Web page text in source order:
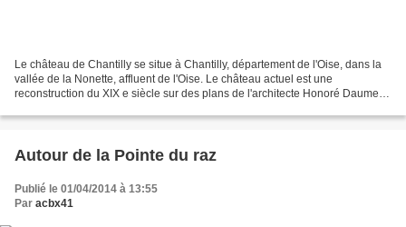
Le château de Chantilly se situe à Chantilly, département de l'Oise, dans la
vallée de la Nonette, affluent de l'Oise. Le château actuel est une
reconstruction du XIX e siècle sur des plans de l'architecte Honoré Daumet
Autour de la Pointe du raz
Publié le 01/04/2014 à 13:55
Par acbx41